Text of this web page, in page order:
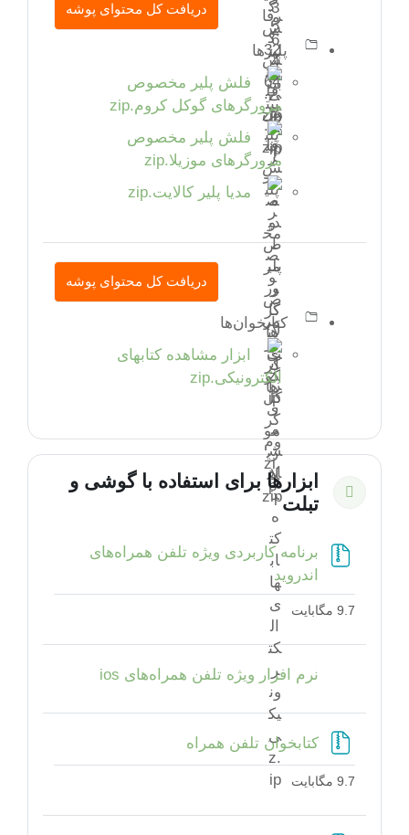
دریافت کل محتوای پوشه
پلیرها
فلش پلیر مخصوص
مرورگرهای گوکل کروم.zip
فلش پلیر مخصوص
مرورگرهای موزیلا.zip
مدیا پلیر کالایت.zip
دریافت کل محتوای پوشه
کتابخوان‌ها
ابزار مشاهده کتابهای
الکترونیکی.zip
جمع‌کردن
ابزارها برای استفاده با گوشی‌ و
تبلت‌
برنامه کاربردی ویژه تلفن همراه‌های
اندروید
9.7 مگابایت
نرم افزار ویژه تلفن همراه‌های ios
کتابخوان تلفن همراه
9.7 مگابایت